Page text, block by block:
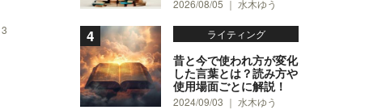
3
2026/08/05 ｜ 水木ゆう
ライティング
昔と今で使われ方が変化
した言葉とは？読み方や
使用場面ごとに解説！
2024/09/03 ｜ 水木ゆう